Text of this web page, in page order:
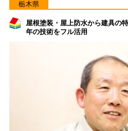
栃木県
屋根塗装・屋上防水から建具の
年の技術をフル活用